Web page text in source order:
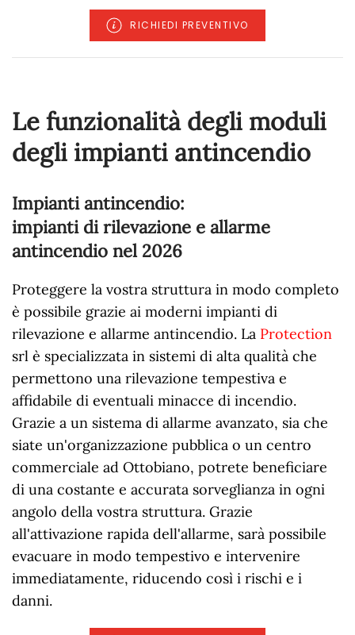
RICHIEDI PREVENTIVO
Le funzionalità degli moduli
degli impianti antincendio
Impianti antincendio:
impianti di rilevazione e allarme
antincendio nel 2026
Proteggere la vostra struttura in modo completo
è possibile grazie ai moderni impianti di
rilevazione e allarme antincendio. La Protection
srl è specializzata in sistemi di alta qualità che
permettono una rilevazione tempestiva e
affidabile di eventuali minacce di incendio.
Grazie a un sistema di allarme avanzato, sia che
siate un'organizzazione pubblica o un centro
commerciale ad Ottobiano, potrete beneficiare
di una costante e accurata sorveglianza in ogni
angolo della vostra struttura. Grazie
all'attivazione rapida dell'allarme, sarà possibile
evacuare in modo tempestivo e intervenire
immediatamente, riducendo così i rischi e i
danni.